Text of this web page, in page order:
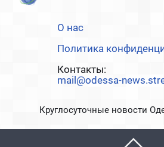
О нас
Политика
Контакты:
mail@odessa-
Круглосуточные новости